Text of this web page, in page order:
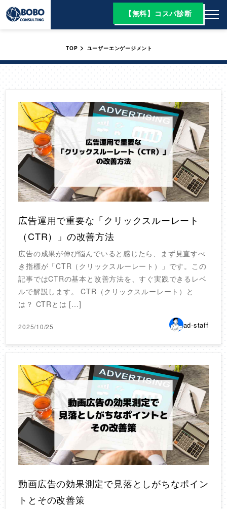
【無料】コスパ診断
TOP > ユーザーエンゲージメント
広告運用で重要な「クリックスルーレート
（CTR）」の改善方法
広告の成果が伸び悩んでいると感じたら、まず見直すべ
き指標が「CTR（クリックスルーレート）」です。この
記事ではCTRの基本と改善方法を、すぐ実践できるレベ
ルで解説します。 CTR（クリックスルーレート）と
は？ CTRとは […]
2025/10/25 ad-staff
動画広告の効果測定で見落としがちなポイン
トとその改善策